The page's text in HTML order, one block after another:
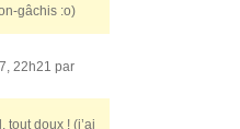
gâchis :o)
22h21 par
tout doux ! (j’ai